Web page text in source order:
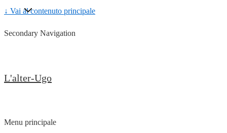
↓ Vai al contenuto principale
Secondary Navigation
L'alter-Ugo
Menu principale